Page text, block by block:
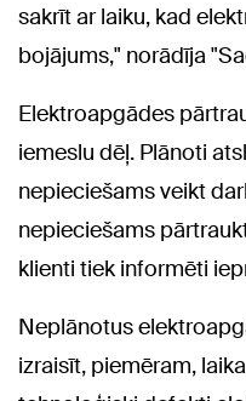
sakrīt ar laiku, kad
bojājums," norādīja
Elektroapgādes
iemeslu dēļ. Plānoti
nepieciešams veikt
nepieciešams
klienti tiek informēti
Neplānotus
izraisīt, piemēram,